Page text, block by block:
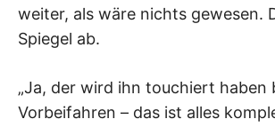
weiter, als wäre nichts gewesen.
Spiegel ab.
„Ja, der wird ihn touchiert haben
Vorbeifahren – das ist alles